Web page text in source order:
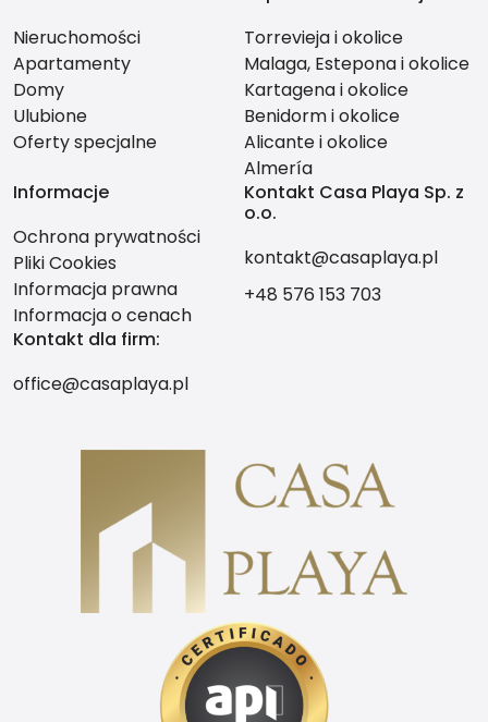
Nieruchomości
Apartamenty
Domy
Ulubione
Oferty specjalne
Torrevieja i okolice
Malaga, Estepona i okolice
Kartagena i okolice
Benidorm i okolice
Alicante i okolice
Almería
Informacje
Ochrona prywatności
Pliki Cookies
Informacja prawna
Informacja o cenach
Kontakt Casa Playa Sp. z
o.o.
kontakt@casaplaya.pl
+48 576 153 703
Kontakt dla firm:
office@casaplaya.pl